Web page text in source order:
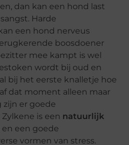
dan kan een hond last
Harde
een hond nerveus
boosdoener
mee kampt is wel
wordt bij oud en
bij het eerste knalletje hoe
dat moment alleen maar
zijn er goede
is een natuurlijk
en een goede
vormen van stress.